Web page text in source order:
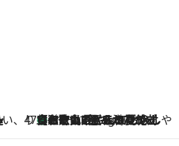
47都道府県の手みやげ ひんやりスイーツで夏を満喫
11 Hours Ago
【和歌山県】この夏絶対食べたい 冷やしておいしいおやつ3選 みかんがごろっと丸ごと入ったジュレ